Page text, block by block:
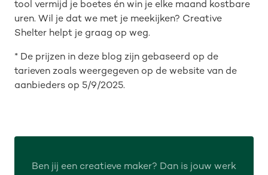
tool vermijd je boetes én win je elke maand kostbare
uren. Wil je dat we met je meekijken? Creative
Shelter helpt je graag op weg.
* De prijzen in deze blog zijn gebaseerd op de
tarieven zoals weergegeven op de website van de
aanbieders op 5/9/2025.
Ben jij een creatieve maker? Dan is jouw werk